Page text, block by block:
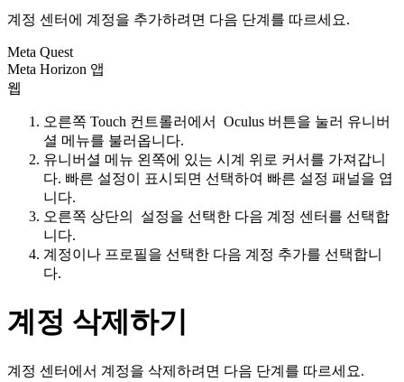
계정 센터에 계정을 추가하려면 다음 단계를 따르세요.
Meta Quest
Meta Horizon 앱
웹
오른쪽 Touch 컨트롤러에서 Oculus 버튼을 눌러 유니버
셜 메뉴를 불러옵니다.
유니버셜 메뉴 왼쪽에 있는 시계 위로 커서를 가져갑니
다. 빠른 설정이 표시되면 선택하여 빠른 설정 패널을 엽
니다.
오른쪽 상단의
설정을 선택한 다음 계정 센터 를 선택합
니다.
계정이나 프로필을 선택한 다음 계정 추가를 선택합니
다.
계정 삭제하기
계정 센터에서 계정을 삭제하려면 다음 단계를 따르세요.